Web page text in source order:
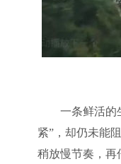
一条鲜活的生
紧”，却仍未能
稍放慢节奏，再